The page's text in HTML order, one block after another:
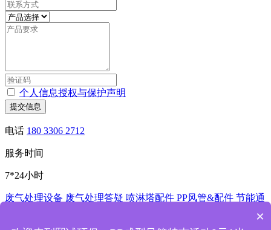
个人信息授权与保护声明
提交信息
电话 180 3306 2712
服务时间
7*24小时
废气处理设备 废气处理答疑 喷淋塔配件 PP风管&配件 节能通
×